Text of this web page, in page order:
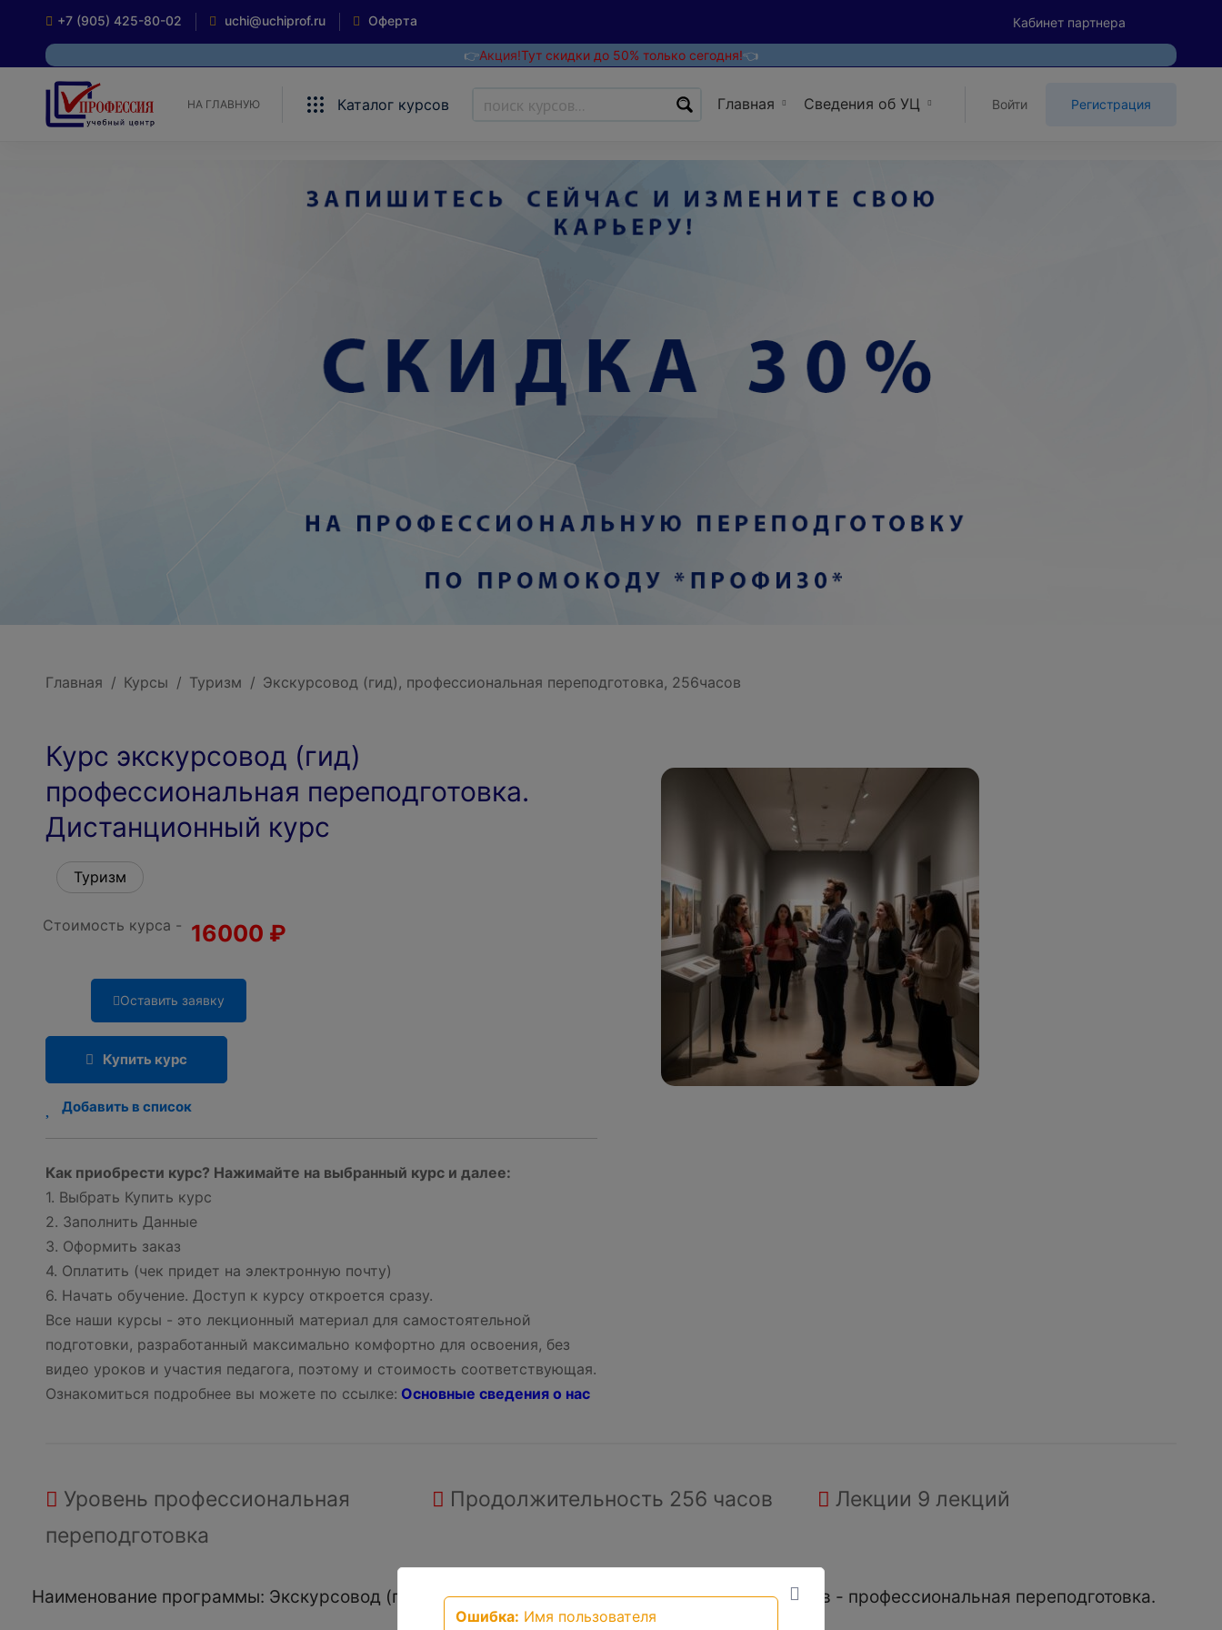
+7 (905) 425-80-02 uchi@uchiprof.ru Оферта Кабинет партнера
👉Акция!Тут скидки до 50% только сегодня!👈
НА ГЛАВНУЮ Каталог курсов Главная Сведения об УЦ Войти Регистрация
Главная Курсы Туризм Экскурсовод (гид), профессиональная переподготовка, 256часов
Курс экскурсовод (гид)
профессиональная переподготовка.
Дистанционный курс
Туризм
Стоимость курса - 16000 ₽
Оставить заявку
Купить курс
Добавить в список
Как приобрести курс? Нажимайте на выбранный курс и далее:
1. Выбрать Купить курс
2. Заполнить Данные
3. Оформить заказ
4. Оплатить (чек придет на электронную почту)
6. Начать обучение. Доступ к курсу откроется сразу.
Все наши курсы - это лекционный материал для самостоятельной
подготовки, разработанный максимально комфортно для освоения, без
видео уроков и участия педагога, поэтому и стоимость соответствующая.
Ознакомиться подробнее вы можете по ссылке: Основные сведения о нас
Уровень профессиональная
переподготовка
Продолжительность 256 часов Лекции 9 лекций
Наименование программы: Экскурсовод (гид), профессиональная переподготовка, 256часов - профессиональная переподготовка.
Ошибка: Имя пользователя